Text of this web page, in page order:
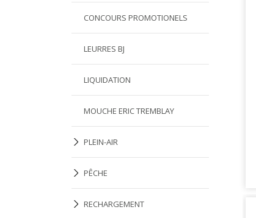
CONCOURS PROMOTIONELS
LEURRES BJ
LIQUIDATION
MOUCHE ERIC TREMBLAY
PLEIN-AIR
PÊCHE
RECHARGEMENT